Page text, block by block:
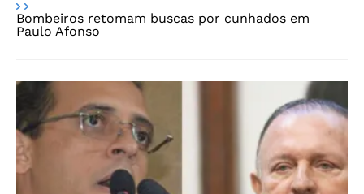
Bombeiros retomam buscas por cunhados em
Paulo Afonso